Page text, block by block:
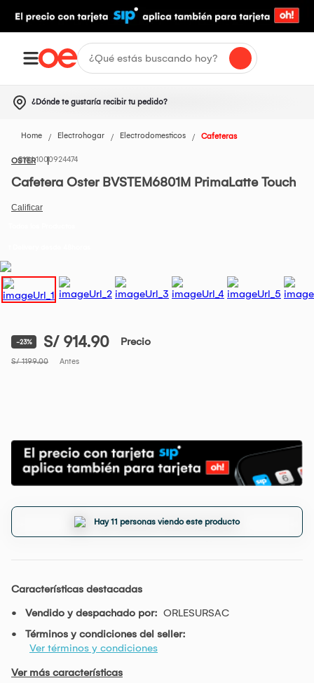
¿Dónde te gustaría recibir tu pedido?
Home Electrohogar Electrodomesticos Cafeteras
OSTER1000924474
Cafetera Oster BVSTEM6801M PrimaLatte Touch
-23% S/ 914.90 Precio
S/ 1199.00 Antes
Hay 11 personas viendo este producto
Características destacadas
Vendido y despachado por: ORLESURSAC
Términos y condiciones del seller:
Ver términos y condiciones
Ver más características